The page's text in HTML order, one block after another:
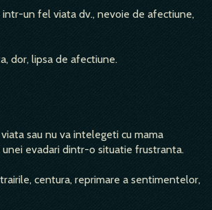
un fel viata dv., nevoie de afectiune,
dor, lipsa de afectiune.
sau nu va intelegeti cu mama
evadari dintr-o situatie frustranta.
centura, reprimare a sentimentelor,